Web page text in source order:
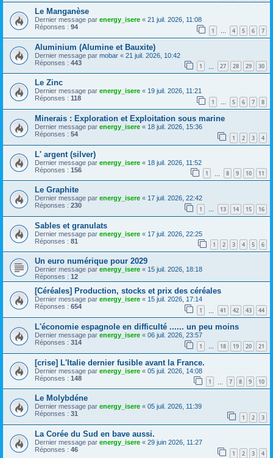
Le Manganèse
Dernier message par energy_isere « 21 juil. 2026, 11:08
Réponses : 94 1 … 4 5 6 7
Aluminium (Alumine et Bauxite)
Dernier message par mobar « 21 juil. 2026, 10:42
Réponses : 443 1 27 28 29 30
Le Zinc
Dernier message par energy_isere « 19 juil. 2026, 11:21
Réponses : 118 1 … 5 6 7 8
Minerais : Exploration et Exploitation sous marine
Dernier message par energy_isere « 18 juil. 2026, 15:36
Réponses : 54 1 2 3 4
L' argent (silver)
Dernier message par energy_isere « 18 juil. 2026, 11:52
Réponses : 156 1 8 9 10 11
Le Graphite
Dernier message par energy_isere « 17 juil. 2026, 22:42
Réponses : 230 1 … 13 14 15 16
Sables et granulats
Dernier message par energy_isere « 17 juil. 2026, 22:25
Réponses : 81 1 2 3 4 5 6
Un euro numérique pour 2029
Dernier message par energy_isere « 15 juil. 2026, 18:18
Réponses : 12
[Céréales] Production, stocks et prix des céréales
Dernier message par energy_isere « 15 juil. 2026, 17:14
Réponses : 654 1 41 42 43 44
L'économie espagnole en difficulté ...... un peu moins
Dernier message par energy_isere « 06 juil. 2026, 23:57
Réponses : 314 1 … 18 19 20 21
[crise] L'Italie dernier fusible avant la France.
Dernier message par energy_isere « 05 juil. 2026, 14:08
Réponses : 148 1 7 8 9 10
Le Molybdéne
Dernier message par energy_isere « 05 juil. 2026, 11:39
Réponses : 31 1 2 3
La Corée du Sud en bave aussi.
Dernier message par energy_isere « 29 juin 2026, 11:27
Réponses : 46 1 2 3 4